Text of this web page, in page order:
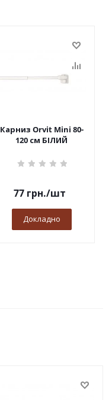
Карниз Orvit Mini 80-
120 см БІЛИЙ
77грн./шт
Докладно